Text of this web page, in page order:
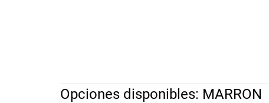
Opciones disponibles: MARRON